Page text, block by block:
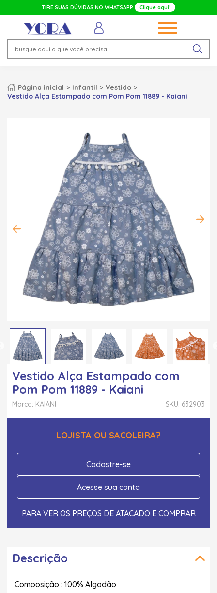
TIRE SUAS DÚVIDAS NO WHATSAPP Clique aqui!
Página inicial Infantil
Vestido
Vestido Alça Estampado com Pom Pom 11889 - Kaiani
Vestido Alça Estampado com
Pom Pom 11889 - Kaiani
SKU: 632903
Marca: KAIANI
LOJISTA OU SACOLEIRA?
Cadastre-se
Acesse sua conta
PARA VER OS PREÇOS DE ATACADO E COMPRAR
Descrição
Composição : 100% Algodão